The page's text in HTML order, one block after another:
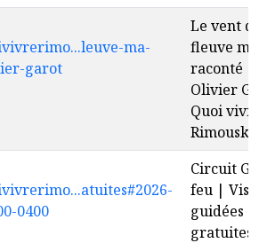
ma-
garot
Le vent
fleuve
raconté |
Olivier
Quoi
Rimouski
0400
Circuit
feu |
guidées